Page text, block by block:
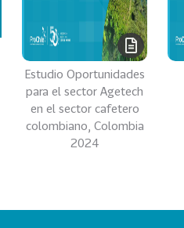
Estudio Oportunidades
para el sector Agetech
en el sector cafetero
colombiano, Colombia
2024